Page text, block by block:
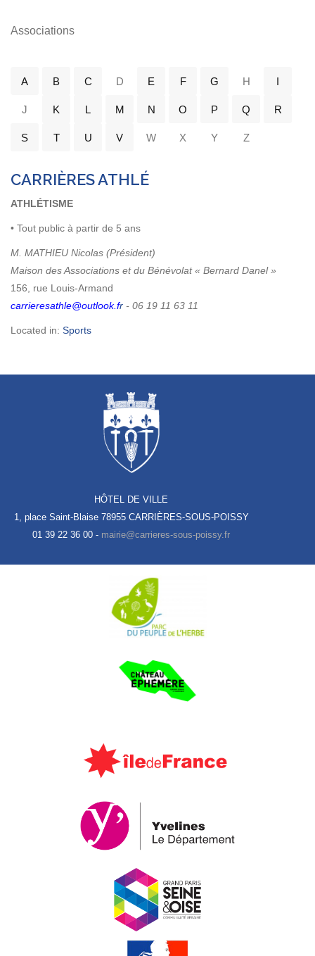
Associations
A B C D E F G H I
J K L M N O P Q R
S T U V W X Y Z
CARRIÈRES ATHLÉ
ATHLÉTISME
• Tout public à partir de 5 ans
M. MATHIEU Nicolas (Président)
Maison des Associations et du Bénévolat « Bernard Danel »
156, rue Louis-Armand
carrieresathle@outlook.fr - 06 19 11 63 11
Located in: Sports
HÔTEL DE VILLE
1, place Saint-Blaise 78955 CARRIÈRES-SOUS-POISSY
01 39 22 36 00 -